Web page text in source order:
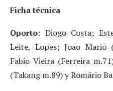
Ficha técnica
Oporto: Diogo Costa;
Leite, Lopes; Joao Mario
Fabio Vieira (Ferreira
(Takang m.89) y Romário